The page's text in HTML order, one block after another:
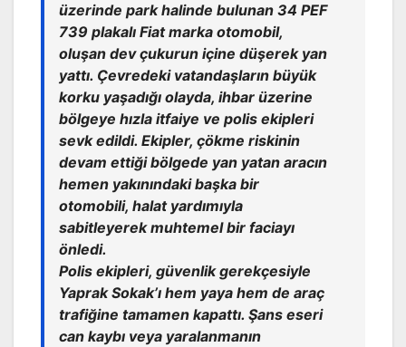
üzerinde park halinde bulunan 34 PEF
739 plakalı Fiat marka otomobil,
oluşan dev çukurun içine düşerek yan
yattı. Çevredeki vatandaşların büyük
korku yaşadığı olayda, ihbar üzerine
bölgeye hızla itfaiye ve polis ekipleri
sevk edildi. Ekipler, çökme riskinin
devam ettiği bölgede yan yatan aracın
hemen yakınındaki başka bir
otomobili, halat yardımıyla
sabitleyerek muhtemel bir faciayı
önledi.
Polis ekipleri, güvenlik gerekçesiyle
Yaprak Sokak’ı hem yaya hem de araç
trafiğine tamamen kapattı. Şans eseri
can kaybı veya yaralanmanın